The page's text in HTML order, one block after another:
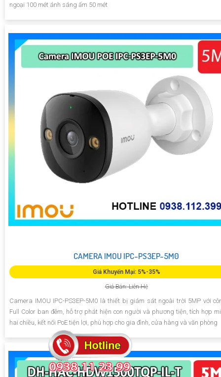
ngoại 100 mét ánh sáng ấm 50 mét
CAMERA IMOU IPC-PS3EP-5M0
Giá Khuyến Mại: 5%-35%
Giá Bán: Liên Hệ
Camera IMOU IPC-PS3EP-5M0 là thiết bị giám sát ngoài trời 5MP với
Full Color ban đêm, hỗ trợ phát hiện con người và phương tiện, tích hợp
hai chiều, kết nối PoE tiện lợi, phù hợp cho gia đình, cửa hàng và văn phòng